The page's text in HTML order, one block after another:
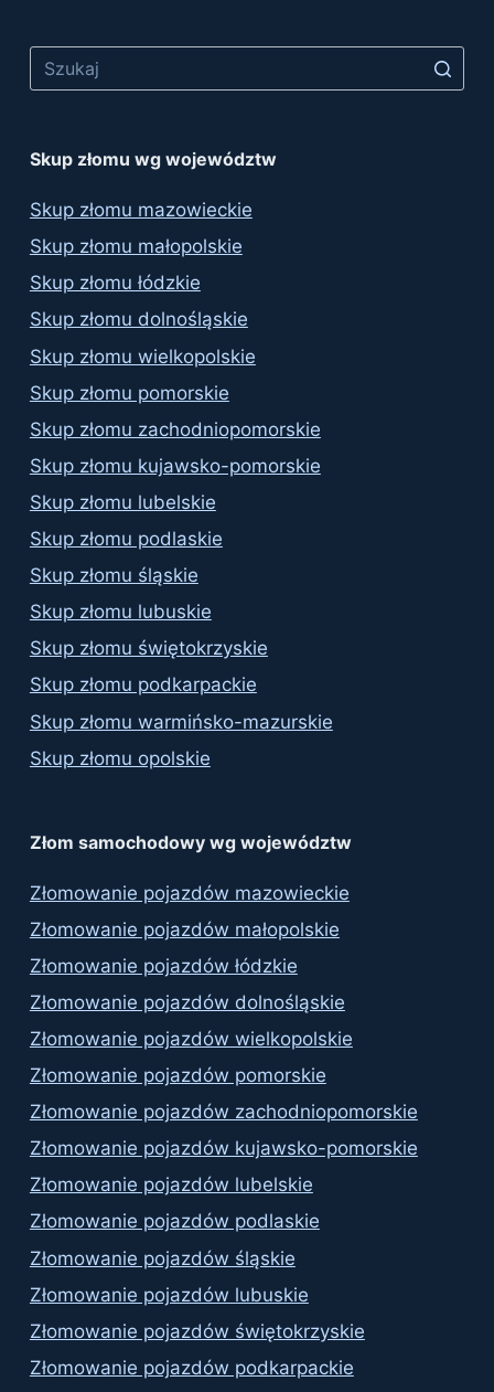
Skup złomu wg województw
Skup złomu mazowieckie
Skup złomu małopolskie
Skup złomu łódzkie
Skup złomu dolnośląskie
Skup złomu wielkopolskie
Skup złomu pomorskie
Skup złomu zachodniopomorskie
Skup złomu kujawsko-pomorskie
Skup złomu lubelskie
Skup złomu podlaskie
Skup złomu śląskie
Skup złomu lubuskie
Skup złomu świętokrzyskie
Skup złomu podkarpackie
Skup złomu warmińsko-mazurskie
Skup złomu opolskie
Złom samochodowy wg województw
Złomowanie pojazdów mazowieckie
Złomowanie pojazdów małopolskie
Złomowanie pojazdów łódzkie
Złomowanie pojazdów dolnośląskie
Złomowanie pojazdów wielkopolskie
Złomowanie pojazdów pomorskie
Złomowanie pojazdów zachodniopomorskie
Złomowanie pojazdów kujawsko-pomorskie
Złomowanie pojazdów lubelskie
Złomowanie pojazdów podlaskie
Złomowanie pojazdów śląskie
Złomowanie pojazdów lubuskie
Złomowanie pojazdów świętokrzyskie
Złomowanie pojazdów podkarpackie